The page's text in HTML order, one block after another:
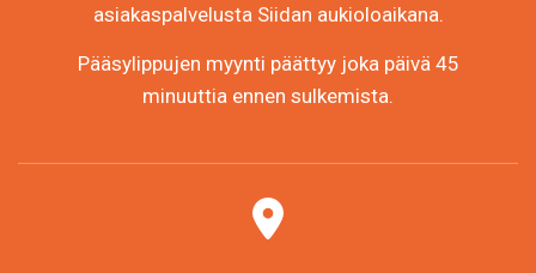
asiakaspalvelusta Siidan aukioloaikana.
Pääsylippujen myynti päättyy joka päivä 45
minuuttia ennen sulkemista.